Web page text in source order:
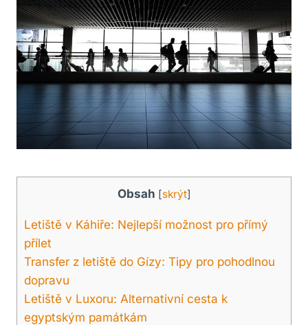
Obsah [skrýt]
Letiště v Káhiře: Nejlepší možnost pro přímý
přílet
Transfer z letiště do Gízy: Tipy pro pohodlnou
dopravu
Letiště v Luxoru: Alternativní ​cesta k
egyptským památkám